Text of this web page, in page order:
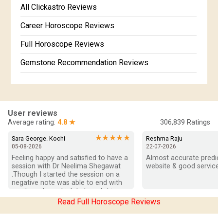
Free Kundali Marathi
Free Horoscope Gujarati
All Clickastro Reviews
Career Horoscope Reviews
Full Horoscope Reviews
Gemstone Recommendation Reviews
In-Depth Horoscope Reviews
Marriage Horoscope Reviews
Super Horoscope Reviews
Education Horoscope Reviews
Wealth Horoscope Reviews
Yearly Predictions Reviews
User reviews
Average rating: 4.8 ★ 306,839 Ratings
Sara George. Kochi ★★★★★
05-08-2026
Feeling happy and satisfied to have a
session with Dr Neelima Shegawat
.Though I started the session on a
negative note was able to end with
positive vibes which helps a lot in
moving forward. She patiently
listened and was able to answer my
queries with proper advice Which
Reshma Raju
22-07-2026
Almost accurate
website & good
Read Full Horoscope Reviews